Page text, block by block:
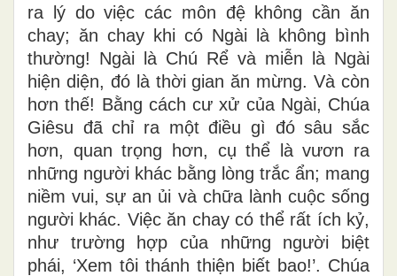
ra lý do việc các môn đệ không cần ăn
chay; ăn chay khi có Ngài là không bình
thường! Ngài là Chú Rể và miễn là Ngài
hiện diện, đó là thời gian ăn mừng. Và còn
hơn thế! Bằng cách cư xử của Ngài, Chúa
Giêsu đã chỉ ra một điều gì đó sâu sắc
hơn, quan trọng hơn, cụ thể là vươn ra
những người khác bằng lòng trắc ẩn; mang
niềm vui, sự an ủi và chữa lành cuộc sống
người khác. Việc ăn chay có thể rất ích kỷ,
như trường hợp của những người biệt
phái, ‘Xem tôi thánh thiện biết bao!’. Chúa